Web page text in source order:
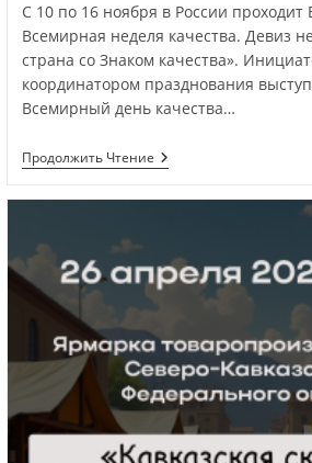
С 10 по 16 ноября в России проходит
Всемирная неделя качества. Девиз
страна со Знаком качества».
координатором празднования
Всемирный день качества…
Продолжить Чтение